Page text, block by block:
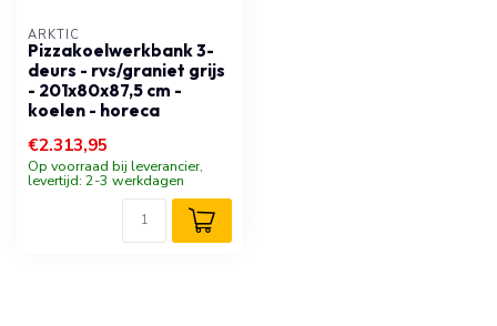
ARKTIC
Pizzakoelwerkbank 3-
deurs - rvs/graniet grijs
- 201x80x87,5 cm -
koelen - horeca
€2.313,95
Op voorraad bij leverancier,
levertijd: 2-3 werkdagen